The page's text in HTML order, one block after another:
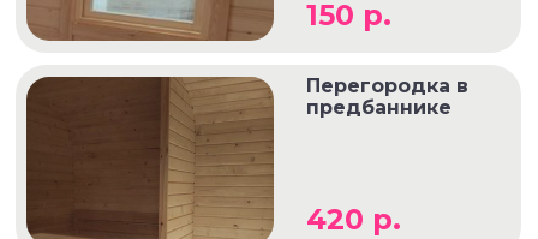
420 р.
Перегородка в
предбаннике
150 р.